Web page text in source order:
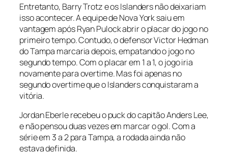
Entretanto, Barry Trotz e os Islanders não deixariam
isso acontecer. A equipe de Nova York saiu em
vantagem após Ryan Pulock abrir o placar do jogo no
primeiro tempo. Contudo, o defensor Victor Hedman
do Tampa marcaria depois, empatando o jogo no
segundo tempo. Com o placar em 1 a 1, o jogo iria
novamente para overtime. Mas foi apenas no
segundo overtime que o Islanders conquistaram a
vitória.
Jordan Eberle recebeu o puck do capitão Anders Lee,
e não pensou duas vezes em marcar o gol. Com a
série em 3 a 2 para Tampa, a rodada ainda não
estava definida.